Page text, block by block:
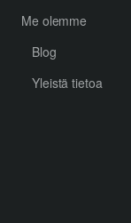
Me olemme
Blog
Yleistä tietoa